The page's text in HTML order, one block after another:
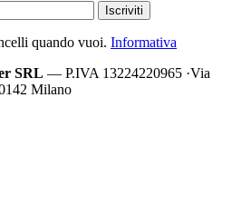
Iscriviti
quando vuoi. Informativa
SRL — P.IVA 13224220965 ·Via
Milano